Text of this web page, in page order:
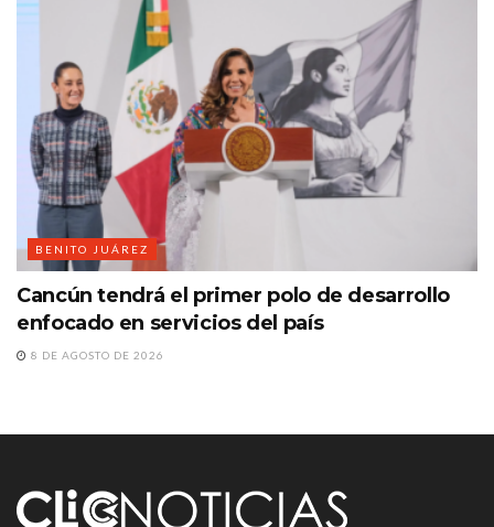
BENITO JUÁREZ
Cancún tendrá el primer polo de desarrollo
enfocado en servicios del país
8 DE AGOSTO DE 2026